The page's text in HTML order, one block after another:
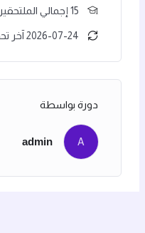
15 إجمالي الملتحقين
2026-07-24 آخر تحديث
دورة بواسطة
A
admin